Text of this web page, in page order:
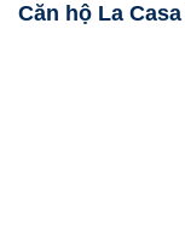
Căn hộ La